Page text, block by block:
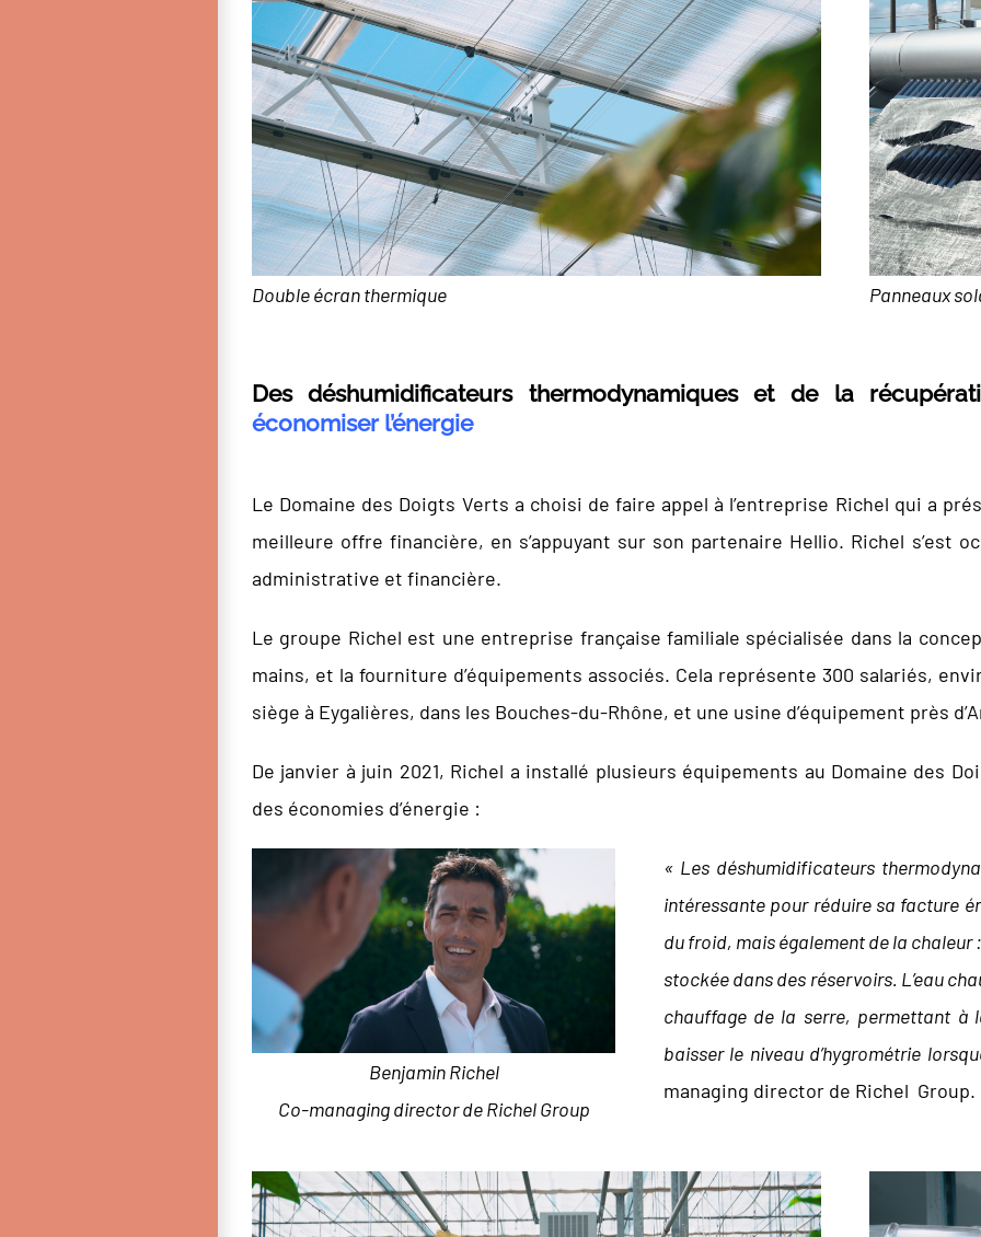
Double écran thermique Panneaux
Des déshumidificateurs thermodynamiques et dela
économiser l’énergie
Le Domaine des Doigts Verts a choisi de faire appel à l’entreprise Richel qui a
meilleure offre financière, en s’appuyant sur son partenaire Hellio. Richel s’est
administrative et financière.
Le groupe Richel est une entreprise française familiale spécialisée dans la
mains, et la fourniture d’équipements associés. Cela représente 300 salariés,
siège à Eygalières, dans les Bouches-du-Rhône, et une usine d’équipement près
De janvier à juin 2021, Richel a installé plusieurs équipements au Domaine des
des économies d’énergie :
Benjamin Richel
Co-managing director de Richel Group
« Les déshumidificateurs
intéressante pour réduire sa facture
du froid, mais également de la chaleur
stockée dans des réservoirs. L’eau
chauffage de la serre, permettant à
baisser le niveau d’hygrométrie
managing director de Richel Group.